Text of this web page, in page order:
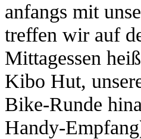
anfangs mit
treffen wir auf
Mittagessen
Kibo Hut,
Bike-Runde
Handy-